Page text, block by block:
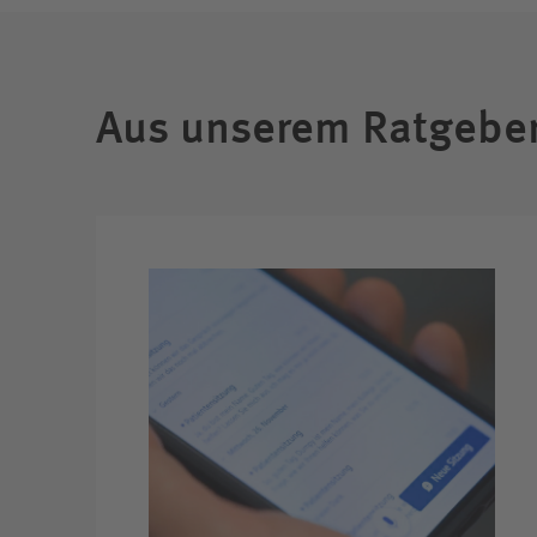
Aus unserem